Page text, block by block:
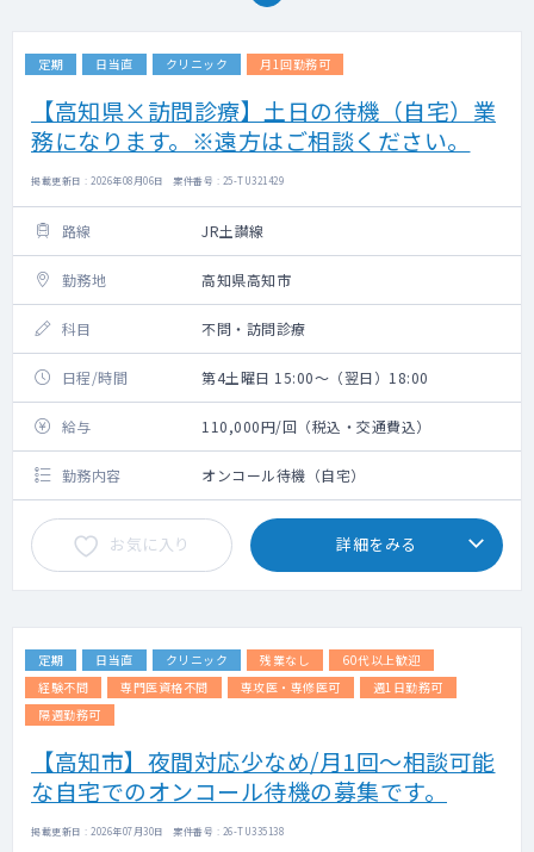
定期 日当直 クリニック 月1回勤務可
【高知県×訪問診療】土日の待機（自宅）業
務になります。※遠方はご相談ください。
掲載更新日 : 2026年08月06日 案件番号 : 25-TU321429
路線 JR土讃線
勤務地 高知県高知市
科目 不問・訪問診療
日程/時間 第4土曜日 15:00～（翌日）18:00
給与 110,000円/回（税込・交通費込）
勤務内容 オンコール待機（自宅）
お気に入り 詳細をみる
定期 日当直 クリニック 残業なし
60代以上歓迎
経験不問
専門医資格不問 専攻医・専修医可
週1日勤務可
隔週勤務可
【高知市】夜間対応少なめ/月1回～相談可能
な自宅でのオンコール待機の募集です。
掲載更新日 : 2026年07月30日 案件番号 : 26-TU335138